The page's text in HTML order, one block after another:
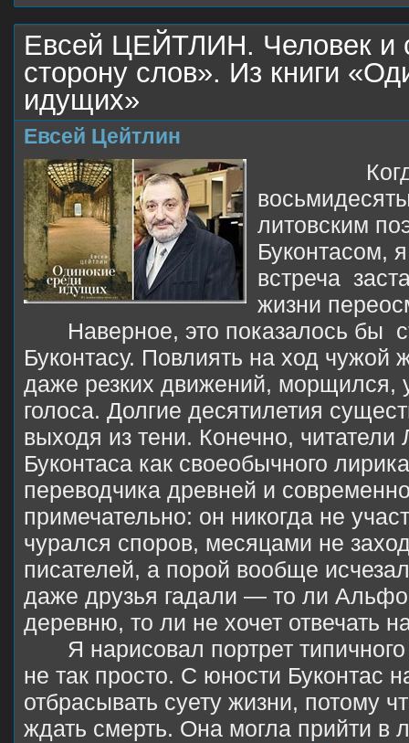
Евсей ЦЕЙТЛИН. Человек и
сторону слов». Из книги
идущих»
Евсей Цейтлин
Когда в
литовским
Буконтасом,
встреча
жизни
Наверное, это показалось бы
Буконтасу. Повлиять на ход чужой
даже резких движений, морщился,
голоса. Долгие десятилетия
выходя из тени. Конечно, читатели
Буконтаса как своеобычного
переводчика древней и
примечательно: он никогда не
чурался споров, месяцами не
писателей, а порой вообще
даже друзья гадали — то ли
деревню, то ли не хочет отвечать
Я нарисовал портрет
не так просто. С юности Буконтас
отбрасывать суету жизни, потому
ждать смерть. Она могла прийти в